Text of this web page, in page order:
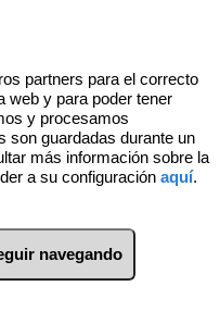
(A Coruña)
partners para el correcto
web y para poder tener
y procesamos
son guardadas durante un
más información sobre la
a su configuración aquí.
navegando